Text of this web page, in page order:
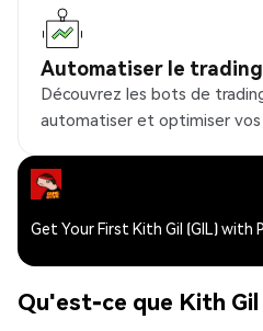
Automatiser le trading
Découvrez les bots de
automatiser et optimiser
Get Your First Kith Gil (GIL) with
Qu'est-ce que Kith Gil